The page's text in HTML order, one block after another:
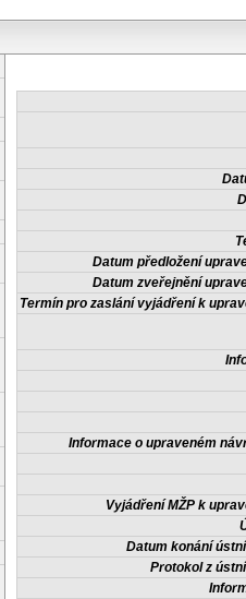
Datum předložení
Datum zveřejnění
Termín pro zaslání vyjádření k
Informace o upraveném
Vyjádření MŽP k
Datum konání
Protokol z